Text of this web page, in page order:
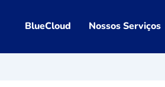
BlueCloud Nossos Serviços